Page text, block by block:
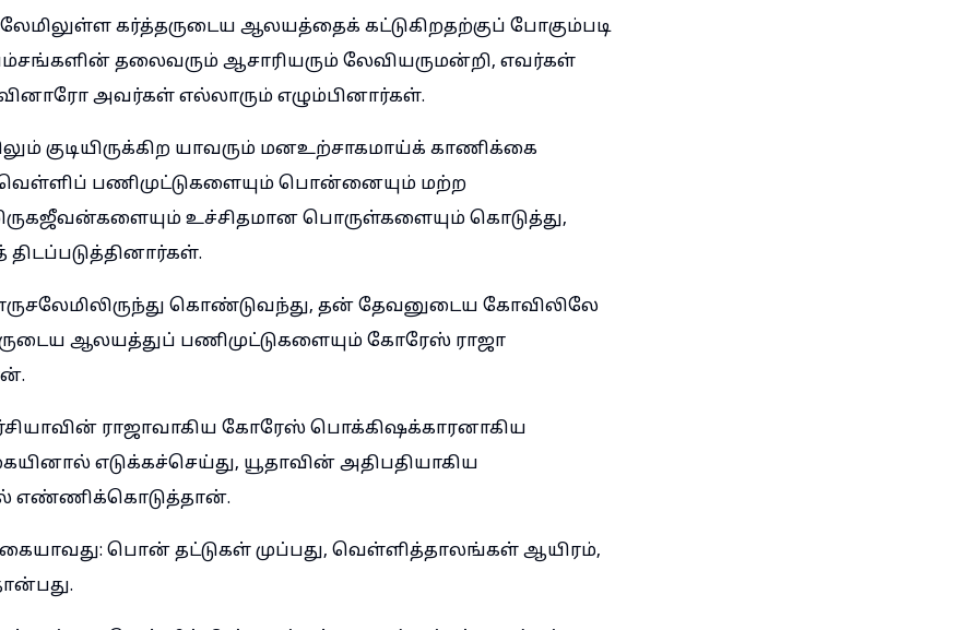
கர்த்தருடைய ஆலயத்தைக் கட்டுகிறதற்குப் போகும்படி
தலைவரும் ஆசாரியரும் லேவியருமன்றி, எவர்கள்
அவர்கள் எல்லாரும் எழும்பினார்கள்.
குடியிருக்கிற யாவரும் மனஉற்சாகமாய்க் காணிக்கை
பணிமுட்டுகளையும் பொன்னையும் மற்ற
உச்சிதமான பொருள்களையும் கொடுத்து,
எருசலேமிலிருந்து கொண்டுவந்து, தன் தேவனுடைய கோவிலிலே
ஆலயத்துப் பணிமுட்டுகளையும் கோரேஸ் ராஜா
ராஜாவாகிய கோரேஸ் பொக்கிஷக்காரனாகிய
எடுக்கச்செய்து, யூதாவின் அதிபதியாகிய
எண்ணிக்கொடுத்தான்.
பொன் தட்டுகள் முப்பது, வெள்ளித்தாலங்கள் ஆயிரம்,